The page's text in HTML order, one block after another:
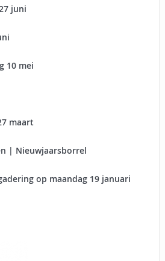
juni
10 mei
maart
| Nieuwjaarsborrel
op maandag 19 januari